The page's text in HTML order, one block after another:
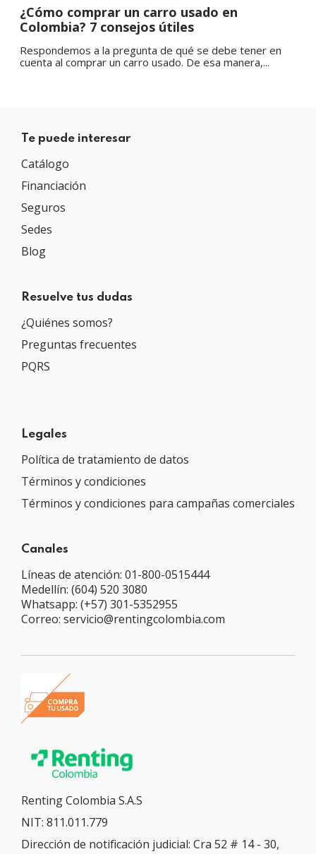
¿Cómo comprar un carro usado en
Colombia? 7 consejos útiles
Respondemos a la pregunta de qué se debe tener en
cuenta al comprar un carro usado. De esa manera,...
Te puede interesar
Catálogo
Financiación
Seguros
Sedes
Blog
Resuelve tus dudas
¿Quiénes somos?
Preguntas frecuentes
PQRS
Legales
Política de tratamiento de datos
Términos y condiciones
Términos y condiciones para campañas comerciales
Canales
Líneas de atención: 01-800-0515444
Medellín: (604) 520 3080
Whatsapp: (+57) 301-5352955
Correo: servicio@rentingcolombia.com
Renting Colombia S.A.S
NIT: 811.011.779
Dirección de notificación judicial: Cra 52 # 14 - 30,